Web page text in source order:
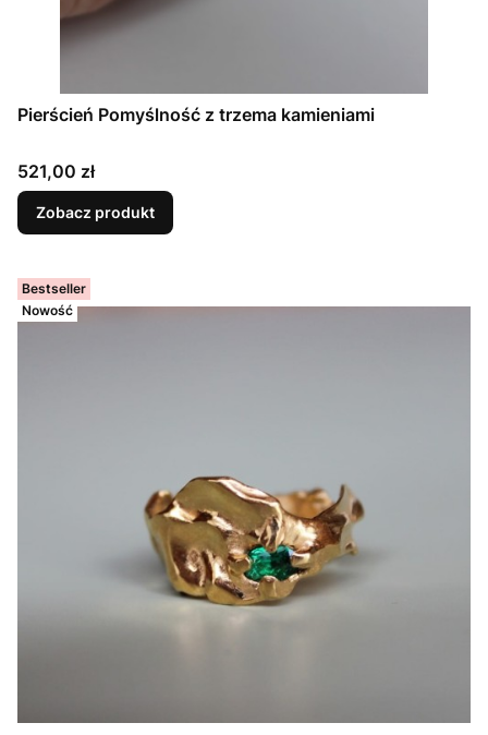
Pierścień Pomyślność z trzema kamieniami
Cena
521,00 zł
Zobacz produkt
Bestseller
Nowość